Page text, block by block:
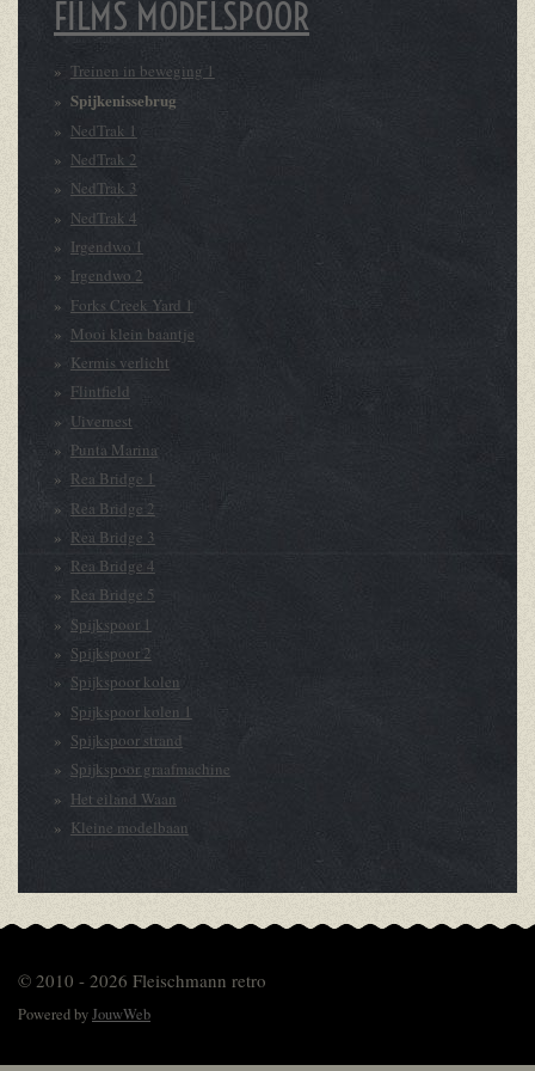
FILMS MODELSPOOR
Treinen in beweging 1
Spijkenissebrug
NedTrak 1
NedTrak 2
NedTrak 3
NedTrak 4
Irgendwo 1
Irgendwo 2
Forks Creek Yard 1
Mooi klein baantje
Kermis verlicht
Flintfield
Uivernest
Punta Marina
Rea Bridge 1
Rea Bridge 2
Rea Bridge 3
Rea Bridge 4
Rea Bridge 5
Spijkspoor 1
Spijkspoor 2
Spijkspoor kolen
Spijkspoor kolen 1
Spijkspoor strand
Spijkspoor graafmachine
Het eiland Waan
Kleine modelbaan
© 2010 - 2026 Fleischmann retro
Powered byJouwWeb